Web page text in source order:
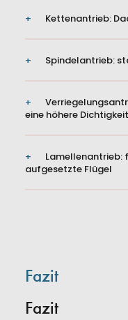
Kettenantrieb:
Spindelantrieb:
eine höhere
Lamellenantrieb:
aufgesetzte Flügel
Fazit
Fazit